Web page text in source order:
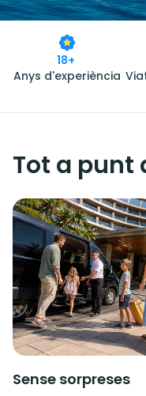
18+
Anys d'experiència
Tot a punt
Sense sorpreses